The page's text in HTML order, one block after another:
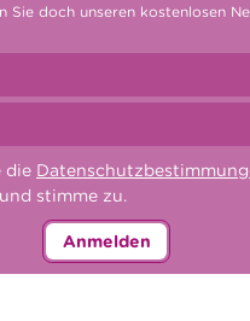
Sie doch unseren kostenlosen
die
stimme zu.
Anmelden